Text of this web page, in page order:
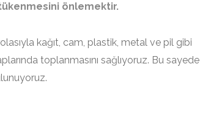
önlemektir.
kağıt, cam, plastik, metal ve pil gibi
toplanmasını sağlıyoruz. Bu sayede